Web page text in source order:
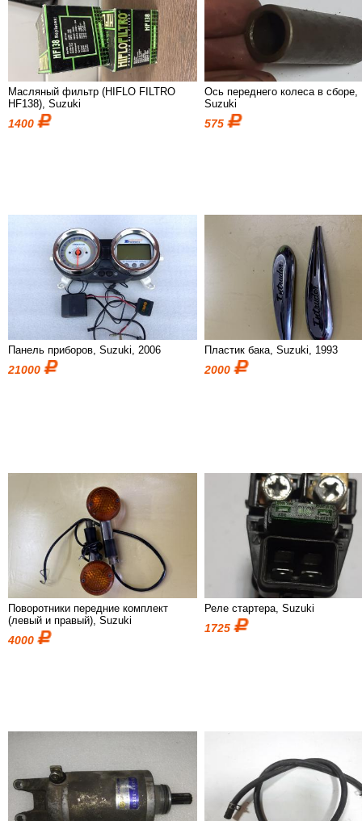
Масляный фильтр (HIFLO FILTRO
HF138), Suzuki
1400
Ось переднего колеса в сборе,
Suzuki
575
Панель приборов, Suzuki, 2006
21000
Пластик бака, Suzuki, 1993
2000
Поворотники передние комплект
(левый и правый), Suzuki
4000
Реле стартера, Suzuki
1725